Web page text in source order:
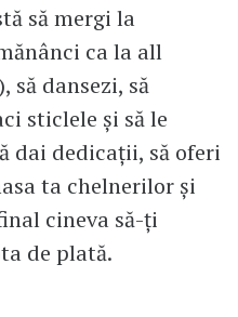
să mergi la
ca la all
să dansezi, să
sticlele și să le
dai dedicații, să oferi
ta chelnerilor și
cineva să-ți
de plată.